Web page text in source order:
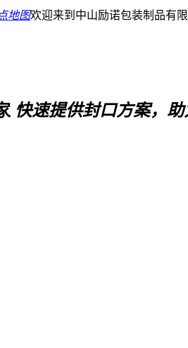
地图欢迎来到中山励诺包装制品有
快速提供封口方案，